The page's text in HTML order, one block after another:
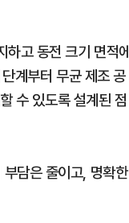
하고 동전 크기 면적
계부터 무균 제조 공
수 있도록 설계된 점
담은 줄이고, 명확한